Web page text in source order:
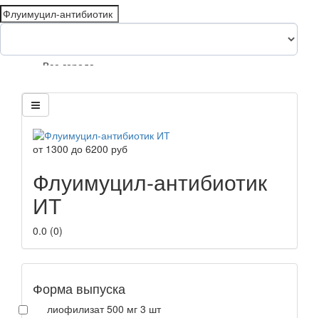
Все города
от 1300 до 6200 руб
Флуимуцил-антибиотик
ИТ
0.0 (0)
Форма выпуска
лиофилизат 500 мг 3 шт